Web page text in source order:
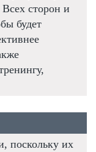
сторон и
будет
поскольку их